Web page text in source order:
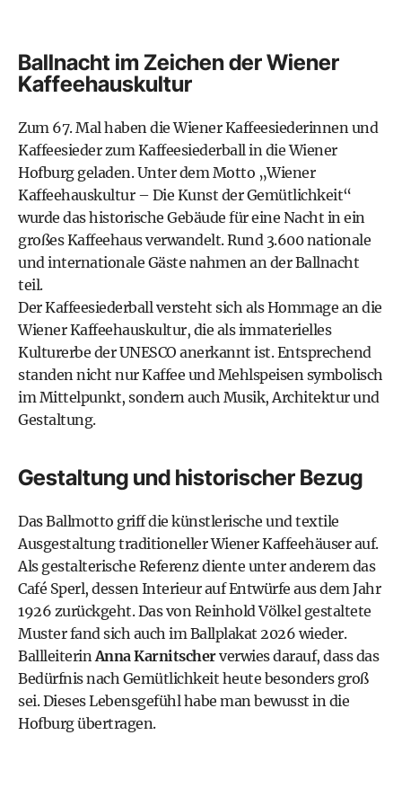
Ballnacht im Zeichen der Wiener
Kaffeehauskultur
Zum 67. Mal haben die Wiener Kaffeesiederinnen und
Kaffeesieder zum Kaffeesiederball in die Wiener
Hofburg geladen. Unter dem Motto „Wiener
Kaffeehauskultur – Die Kunst der Gemütlichkeit“
wurde das historische Gebäude für eine Nacht in ein
großes Kaffeehaus verwandelt. Rund 3.600 nationale
und internationale Gäste nahmen an der Ballnacht
teil.
Der Kaffeesiederball versteht sich als Hommage an die
Wiener Kaffeehauskultur, die als immaterielles
Kulturerbe der UNESCO anerkannt ist. Entsprechend
standen nicht nur Kaffee und Mehlspeisen symbolisch
im Mittelpunkt, sondern auch Musik, Architektur und
Gestaltung.
Gestaltung und historischer Bezug
Das Ballmotto griff die künstlerische und textile
Ausgestaltung traditioneller Wiener Kaffeehäuser auf.
Als gestalterische Referenz diente unter anderem das
Café Sperl, dessen Interieur auf Entwürfe aus dem Jahr
1926 zurückgeht. Das von Reinhold Völkel gestaltete
Muster fand sich auch im Ballplakat 2026 wieder.
BallleiterinAnna Karnitscherverwies darauf, dass das
Bedürfnis nach Gemütlichkeit heute besonders groß
sei. Dieses Lebensgefühl habe man bewusst in die
Hofburg übertragen.